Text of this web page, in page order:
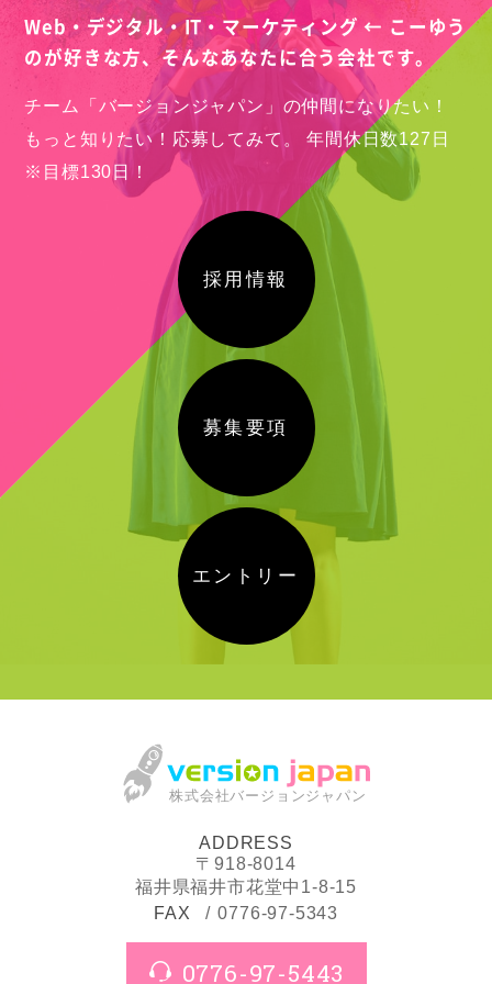
Web・デジタル・IT・マーケティング ← こーゆう
のが好きな方、そんなあなたに合う会社です。
チーム「バージョンジャパン」の仲間になりたい！
もっと知りたい！応募してみて。
年間休日数127日
※目標130日！
採用情報
募集要項
エントリー
株式会社バージョンジャパン
ADDRESS
〒918-8014
福井県福井市花堂中1-8-15
FAX
0776-97-5343
0776-97-5443